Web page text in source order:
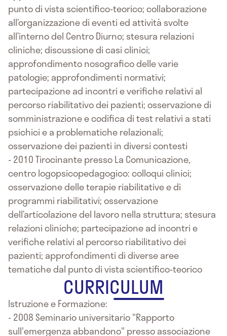
punto di vista scientifico-teorico; collaborazione
all’organizzazione di eventi ed attività svolte
all’interno del Centro Diurno; stesura relazioni
cliniche; discussione di casi clinici;
approfondimento nosografico delle varie
patologie; approfondimenti normativi;
partecipazione ad incontri e verifiche relativi al
percorso riabilitativo dei pazienti; osservazione di
somministrazione e codifica di test relativi a stati
psichici e a problematiche relazionali;
osservazione dei pazienti in diversi contesti
- 2010 Tirocinante presso La Comunicazione,
centro logopsicopedagogico: colloqui clinici;
osservazione delle terapie riabilitative e di
programmi riabilitativi; osservazione
dell’articolazione del lavoro nella struttura; stesura
relazioni cliniche; partecipazione ad incontri e
verifiche relativi al percorso riabilitativo dei
pazienti; approfondimenti di diverse aree
tematiche dal punto di vista scientifico-teorico
CURRICULUM
Istruzione e Formazione:
- 2008 Seminario universitario "Rapporto
sull'emergenza abbandono" presso associazione